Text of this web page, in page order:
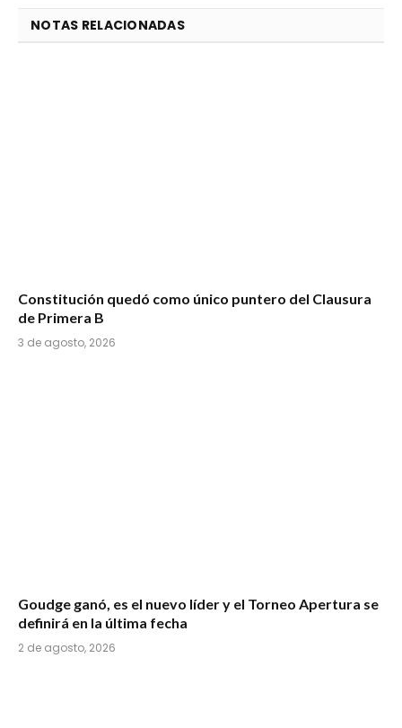
NOTAS RELACIONADAS
Constitución quedó como único puntero del Clausura
de Primera B
3 de agosto, 2026
Goudge ganó, es el nuevo líder y el Torneo Apertura se
definirá en la última fecha
2 de agosto, 2026